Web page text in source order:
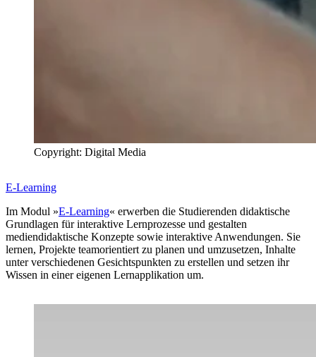
Copyright: Digital Media
E-Learning
Im Modul »E-Learning« erwerben die Studierenden didaktische
Grundlagen für interaktive Lernprozesse und gestalten
mediendidaktische Konzepte sowie interaktive Anwendungen. Sie
lernen, Projekte teamorientiert zu planen und umzusetzen, Inhalte
unter verschiedenen Gesichtspunkten zu erstellen und setzen ihr
Wissen in einer eigenen Lernapplikation um.